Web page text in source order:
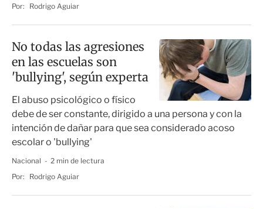
Por:
Rodrigo Aguiar
No todas las agresiones
en las escuelas son
'bullying', según experta
El abuso psicológico o físico
debe de ser constante, dirigido a una persona y con la
intención de dañar para que sea considerado acoso
escolar o 'bullying'
Nacional
2 min de lectura
Por:
Rodrigo Aguiar